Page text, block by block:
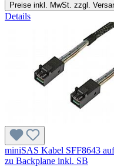
Preise inkl. MwSt. zzgl.
Details
miniSAS Kabel SFF8643
zu Backplane inkl. SB